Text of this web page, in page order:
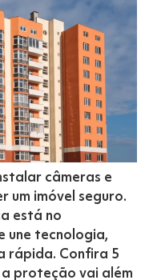
câmeras e
um imóvel seguro.
está no
une tecnologia,
rápida. Confira 5
proteção vai além